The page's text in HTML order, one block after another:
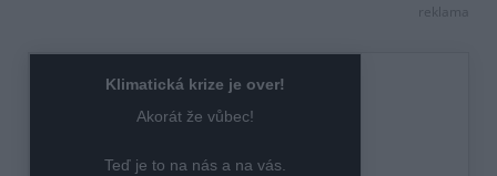
reklama